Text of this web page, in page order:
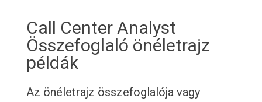
Call Center Analyst
Összefoglaló önéletrajz
példák
Az önéletrajz összefoglalója vagy